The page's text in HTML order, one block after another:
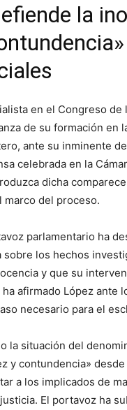
la
en el Congreso
de su formación en
ante su inminente
celebrada en la
dicha
marco del proceso.
parlamentario ha
los hechos
y que su
afirmado López ante
necesario para el
la situación del
y contundencia»
a los implicados de
El portavoz ha